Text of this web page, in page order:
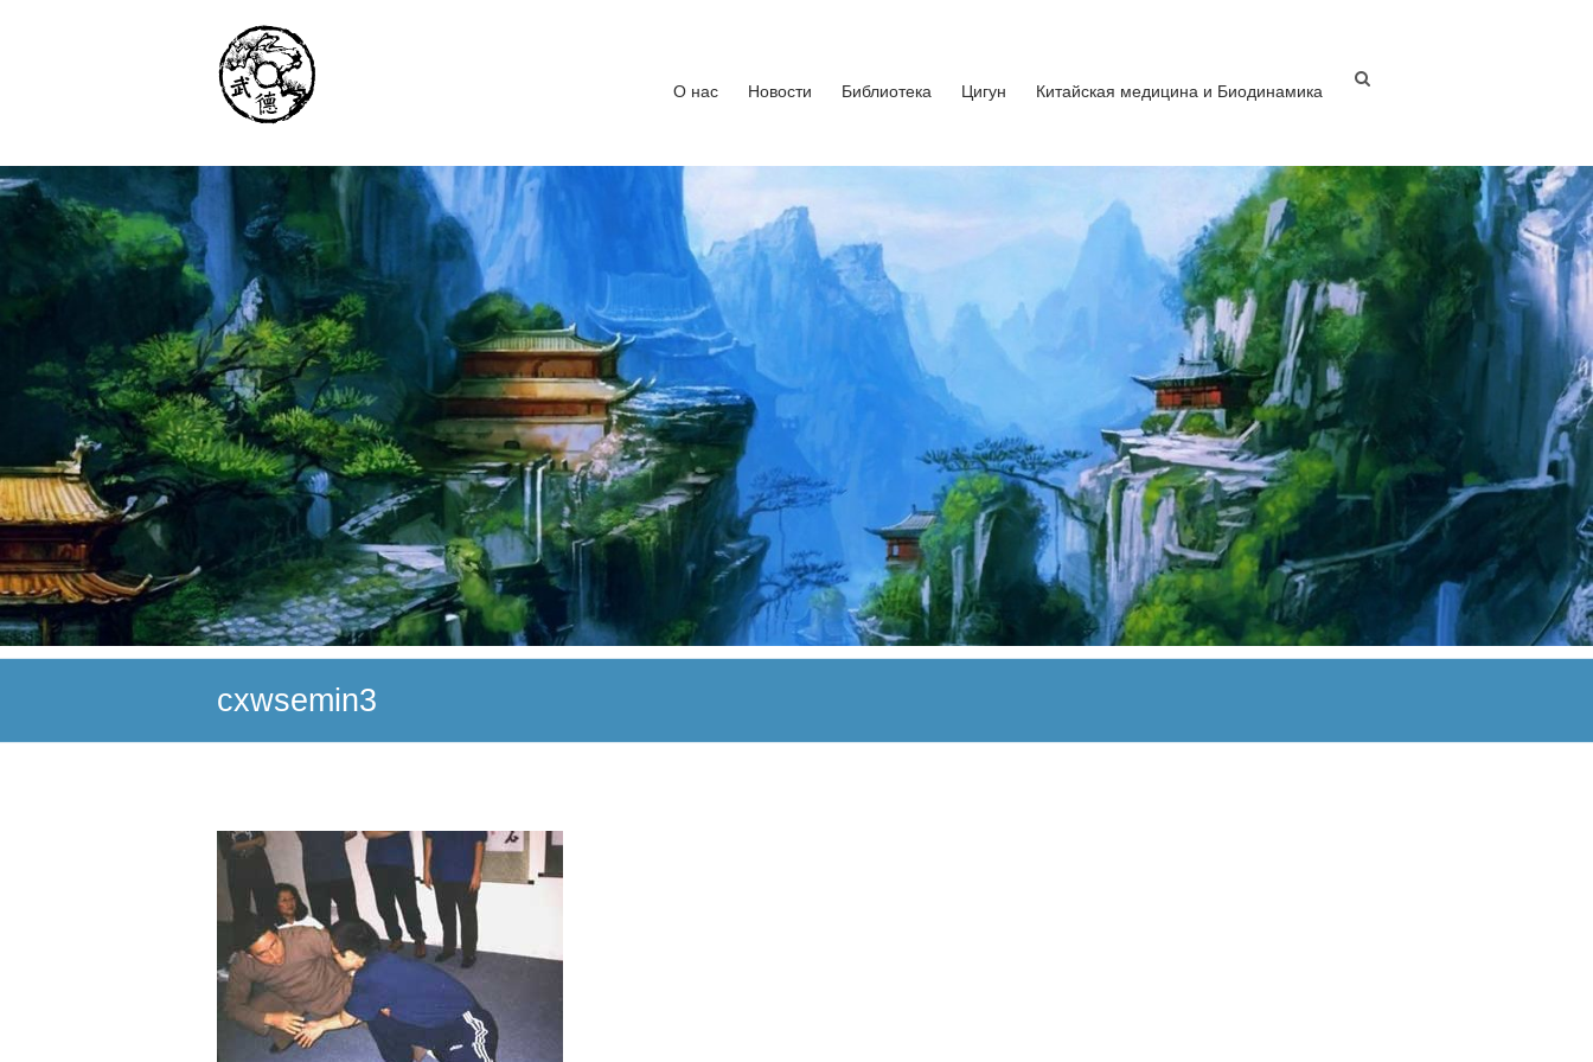
Институт Исследования Внутреннего Искусства
Школа тайцзи-цюань стиля Чэнь, Петербург. Руководитель Андрей Середняков.
О нас Новости Библиотека Цигун Китайская медицина и Биодинамика
cxwsemin3